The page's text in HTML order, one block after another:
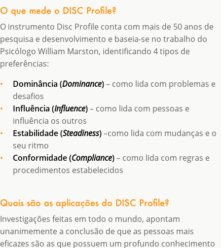
O que mede o DISC Profile?
O instrumento Disc Profile conta com mais de 50 anos de
pesquisa e desenvolvimento e baseia-se no trabalho do
Psicólogo William Marston, identificando 4 tipos de
preferências:
Dominância (Dominance)– como lida com problemas e
desafios
Influência (Influence)– como lida com pessoas e
influência os outros
Estabilidade (Steadiness)–como lida com mudanças e o
seu ritmo
Conformidade (Compliance)– como lida com regras e
procedimentos estabelecidos
Quais são as aplicações do DISC Profile?
Investigações feitas em todo o mundo, apontam
unanimemente a conclusão de que as pessoas mais
eficazes são as que possuem um profundo conhecimento